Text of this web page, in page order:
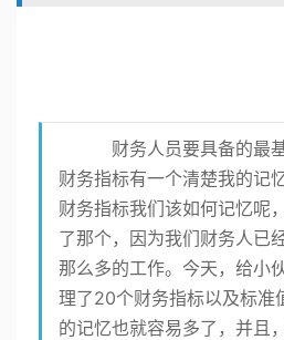
财务人员要具备的最
财务指标有一个清楚我的记
财务指标我们该如何记忆呢
了那个，因为我们财务人已
那么多的工作。今天，给小
理了20个财务指标以及标准
的记忆也就容易多了，并且